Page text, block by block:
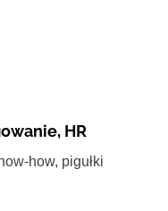
, HR
how, pigułki